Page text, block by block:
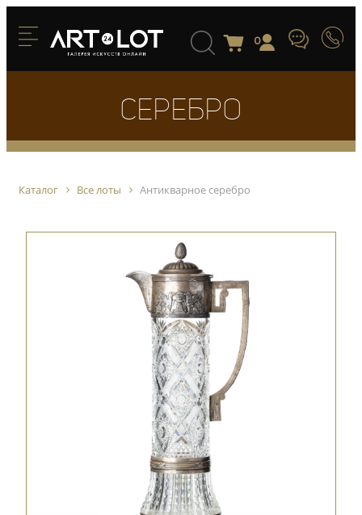
0
Серебро
Каталог Все лоты Антикварное серебро